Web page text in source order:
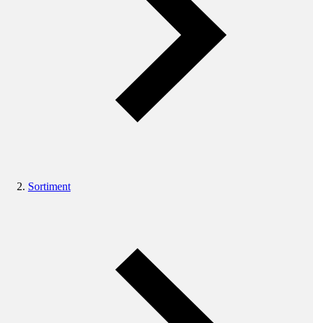
Sortiment